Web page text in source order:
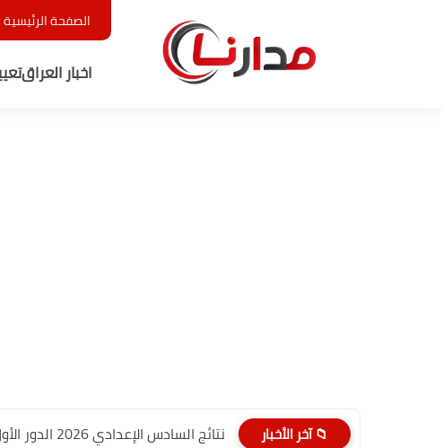
الصفحة الرئيسية
اخبار العراق
📁 آخر الأخبار نتائج السادس الإعدادي 2026 الدور الأول PDF الديوانية | موقع...